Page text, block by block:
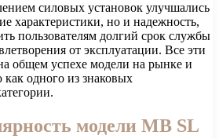
силовых установок улучшались
характеристики, но и надежность,
пользователям долгий срок службы
от эксплуатации. Все эти
общем успехе модели на рынке и
одного из знаковых
модели MB SL